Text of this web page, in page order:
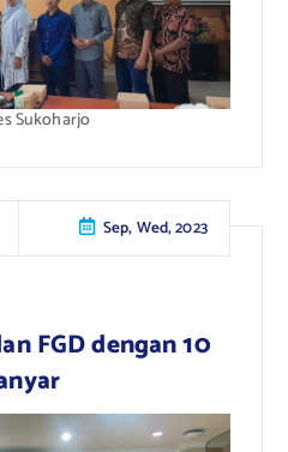
Sukoharjo
Sep, Wed, 2023
FGD dengan 10